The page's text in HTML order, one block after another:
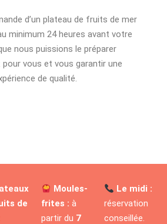
d’un plateau de fruits de mer
minimum 24 heures avant votre
nous puissions le préparer
vous et vous garantir une
de qualité.
de
Moules-
frites : à
partir du 7
Le midi :
réservation
conseillée.